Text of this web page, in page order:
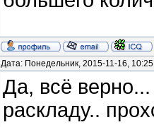
Дата: Понедельник, 2015-11-16,
Да, всё
раскладу..